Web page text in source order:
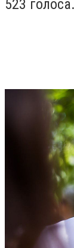
523 голоса.